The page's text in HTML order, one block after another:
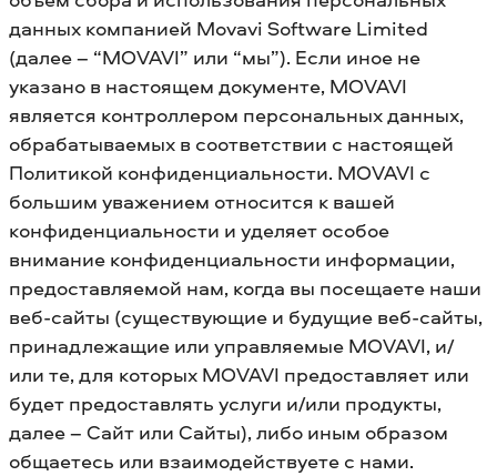
данных компанией Movavi Software Limited
(далее – “MOVAVI” или “мы”). Если иное не
указано в настоящем документе, MOVAVI
является контроллером персональных данных,
обрабатываемых в соответствии с настоящей
Политикой конфиденциальности. MOVAVI с
большим уважением относится к вашей
конфиденциальности и уделяет особое
внимание конфиденциальности информации,
предоставляемой нам, когда вы посещаете наши
веб-сайты (существующие и будущие веб-сайты,
принадлежащие или управляемые MOVAVI, и/
или те, для которых MOVAVI предоставляет или
будет предоставлять услуги и/или продукты,
далее – Сайт или Сайты), либо иным образом
общаетесь или взаимодействуете с нами.